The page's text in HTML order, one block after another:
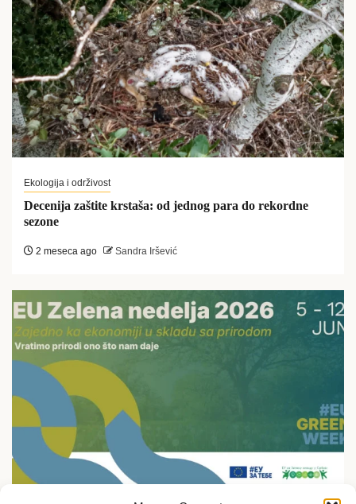
Ekologija i održivost
Decenija zaštite krstaša: od jednog para do rekordne
sezone
2 meseca ago Sandra Iršević